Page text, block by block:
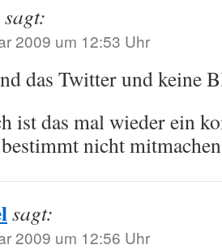
sagt:
2009 um 12:53 Uhr
das Twitter und keine
ist das mal wieder ein
nicht
sagt:
2009 um 12:56 Uhr